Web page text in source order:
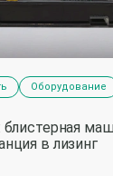
Оборудование
в лизинг